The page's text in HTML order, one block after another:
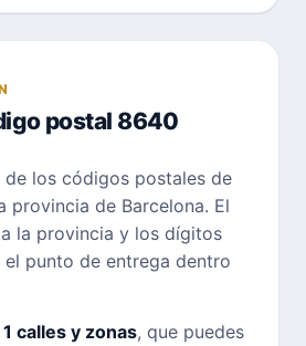
postal 8640
de los códigos postales de
provincia de Barcelona. El
la provincia y los dígitos
el punto de entrega dentro
1 calles y zonas, que puedes